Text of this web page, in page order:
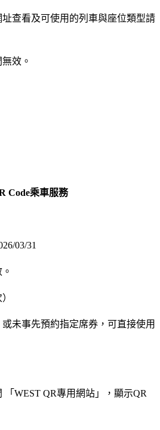
查看及可使用的列車與座位類型請
效。
Code乘車服務
03/31
未事先預約指定席券，可直接使用
WEST QR專用網站」，顯示QR